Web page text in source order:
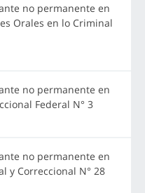
no permanente en
Orales en lo Criminal
no permanente en
Federal N° 3
no permanente en
y Correccional N° 28